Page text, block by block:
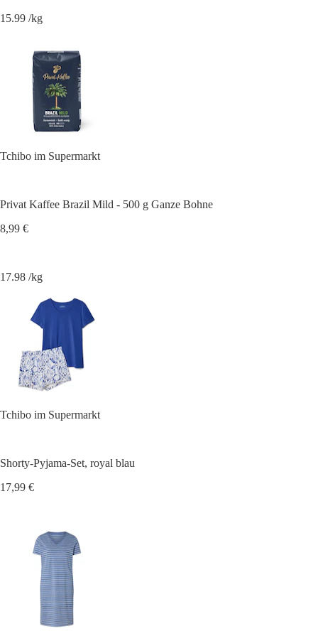
15.99 /kg
Tchibo im Supermarkt
Privat Kaffee Brazil Mild - 500 g Ganze Bohne
8,99 €
17.98 /kg
Tchibo im Supermarkt
Shorty-Pyjama-Set, royal blau
17,99 €